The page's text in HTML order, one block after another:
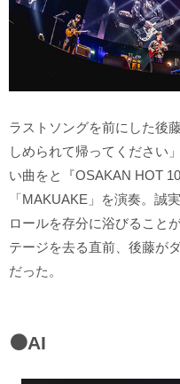
ラストソングを前にした後
しめられて帰ってください
い曲をと『OSAKAN HOT
「MAKUAKE」を演奏。誠
ロールを存分に浴びること
テージを去る直前、後藤が
だった。
⚫️AI